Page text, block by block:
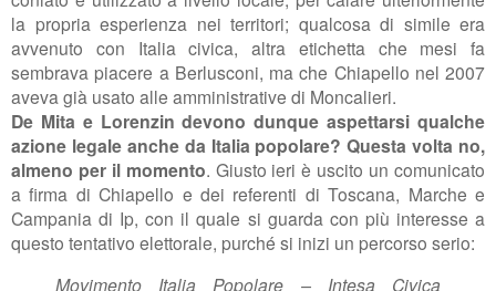
la propria esperienza nei territori; qualcosa di simile era
avvenuto con Italia civica, altra etichetta che mesi fa
sembrava piacere a Berlusconi, ma che Chiapello nel 2007
aveva già usato alle amministrative di Moncalieri.
De Mita e Lorenzin devono dunque aspettarsi qualche
azione legale anche da Italia popolare? Questa volta no,
almeno per il momento. Giusto ieri è uscito un comunicato
a firma di Chiapello e dei referenti di Toscana, Marche e
Campania di Ip, con il quale si guarda con più interesse a
questo tentativo elettorale, purché si inizi un percorso serio:
Movimento Italia Popolare – Intesa Civica